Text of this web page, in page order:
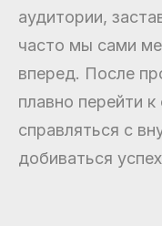
аудитории,
часто мы сами
вперед. После
плавно перейти
справляться с
добиваться